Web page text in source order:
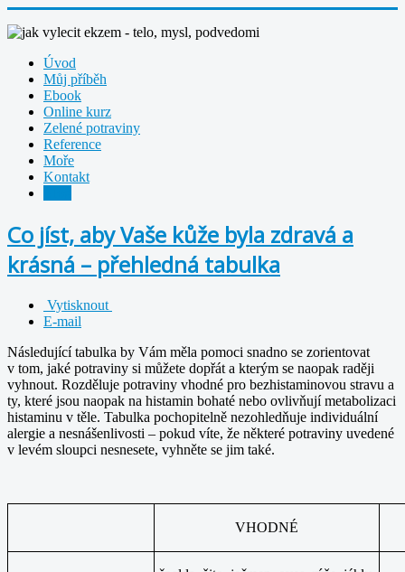
Úvod
Můj příběh
Ebook
Online kurz
Zelené potraviny
Reference
Moře
Kontakt
Co jíst, aby Vaše kůže byla zdravá a
krásná – přehledná tabulka
Vytisknout
E-mail
Následující tabulka by Vám měla pomoci snadno se zorientovat
v tom, jaké potraviny si můžete dopřát a kterým se naopak raději
vyhnout. Rozděluje potraviny vhodné pro bezhistaminovou stravu a
ty, které jsou naopak na histamin bohaté nebo ovlivňují metabolizaci
histaminu v těle. Tabulka pochopitelně nezohledňuje individuální
alergie a nesnášenlivosti – pokud víte, že některé potraviny uvedené
v levém sloupci nesnesete, vyhněte se jim také.
VHODNÉ